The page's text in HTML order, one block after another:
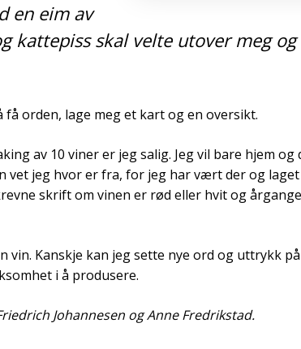
en eim av
skal velte utover meg og
få orden, lage meg et kart og en oversikt.
av 10 viner er jeg salig. Jeg vil bare hjem og
vet jeg hvor er fra, for jeg har vært der og laget
skrift om vinen er rød eller hvit og
vin. Kanskje kan jeg sette nye ord og uttrykk
i å produsere.
Johannesen og Anne Fredrikstad.